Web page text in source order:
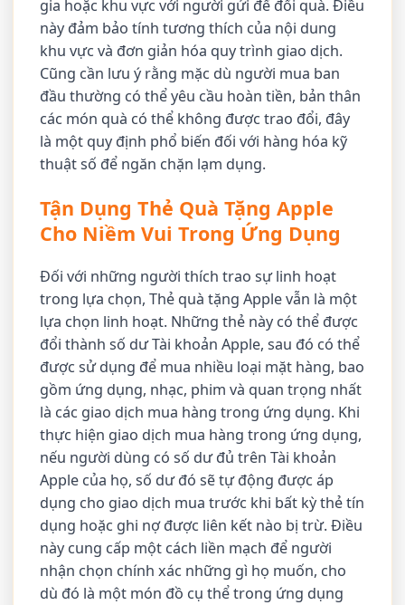
gia hoặc khu vực với người gửi để đổi quà. Điều
này đảm bảo tính tương thích của nội dung
khu vực và đơn giản hóa quy trình giao dịch.
Cũng cần lưu ý rằng mặc dù người mua ban
đầu thường có thể yêu cầu hoàn tiền, bản thân
các món quà có thể không được trao đổi, đây
là một quy định phổ biến đối với hàng hóa kỹ
thuật số để ngăn chặn lạm dụng.
Tận Dụng Thẻ Quà Tặng Apple
Cho Niềm Vui Trong Ứng Dụng
Đối với những người thích trao sự linh hoạt
trong lựa chọn, Thẻ quà tặng Apple vẫn là một
lựa chọn linh hoạt. Những thẻ này có thể được
đổi thành số dư Tài khoản Apple, sau đó có thể
được sử dụng để mua nhiều loại mặt hàng, bao
gồm ứng dụng, nhạc, phim và quan trọng nhất
là các giao dịch mua hàng trong ứng dụng. Khi
thực hiện giao dịch mua hàng trong ứng dụng,
nếu người dùng có số dư đủ trên Tài khoản
Apple của họ, số dư đó sẽ tự động được áp
dụng cho giao dịch mua trước khi bất kỳ thẻ tín
dụng hoặc ghi nợ được liên kết nào bị trừ. Điều
này cung cấp một cách liền mạch để người
nhận chọn chính xác những gì họ muốn, cho
dù đó là một món đồ cụ thể trong ứng dụng